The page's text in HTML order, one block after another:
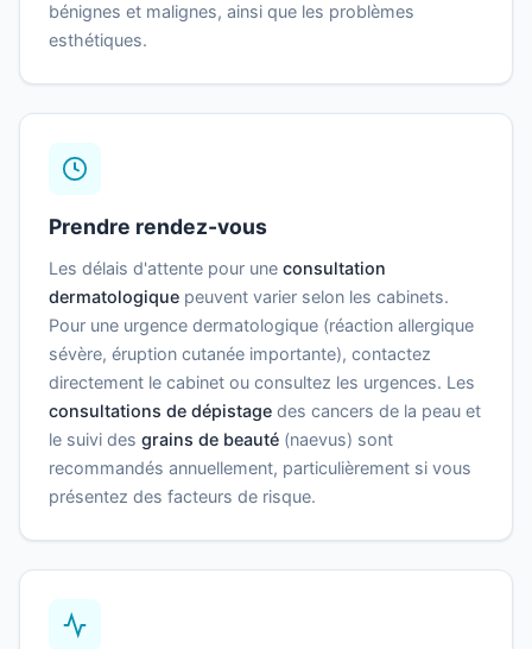
bénignes et malignes, ainsi que les problèmes
esthétiques.
Prendre rendez-vous
Les délais d'attente pour une consultation
dermatologique peuvent varier selon les cabinets.
Pour une urgence dermatologique (réaction allergique
sévère, éruption cutanée importante), contactez
directement le cabinet ou consultez les urgences. Les
consultations de dépistage des cancers de la peau et
le suivi des grains de beauté (naevus) sont
recommandés annuellement, particulièrement si vous
présentez des facteurs de risque.